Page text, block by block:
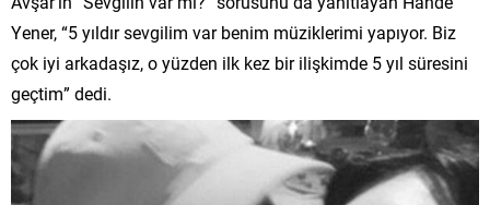
Yener, “5 yıldır sevgilim var benim müziklerimi yapıyor. Biz
çok iyi arkadaşız, o yüzden ilk kez bir ilişkimde 5 yıl süresini
geçtim” dedi.